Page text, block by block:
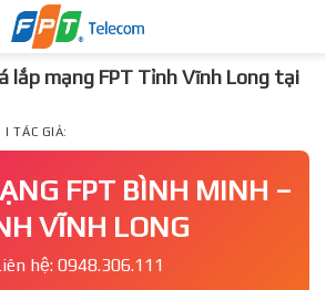
lắp mạng FPT Tỉnh Vĩnh Long tại
TÁC GIẢ:
FPT BÌNH MINH –
VĨNH LONG
hệ: 0948.306.111